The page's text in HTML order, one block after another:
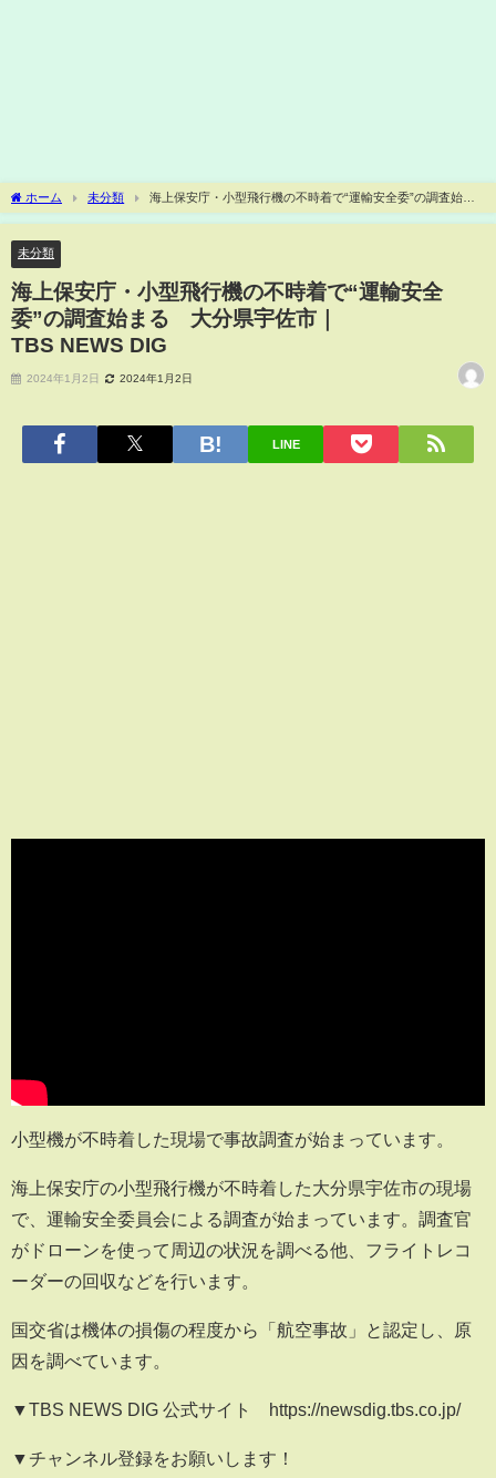
ホーム 未分類
海上保安庁・小型飛行機の不時着で“運輸安全委”の調査始ま
る 大分県宇佐市｜TBS NEWS DIG
未分類
海上保安庁・小型飛行機の不時着で“運輸安全
委”の調査始まる 大分県宇佐市｜
TBS NEWS DIG
2024年1月2日 2024年1月2日
LINE
小型機が不時着した現場で事故調査が始まっています。
海上保安庁の小型飛行機が不時着した大分県宇佐市の現場
で、運輸安全委員会による調査が始まっています。調査官
がドローンを使って周辺の状況を調べる他、フライトレコ
ーダーの回収などを行います。
国交省は機体の損傷の程度から「航空事故」と認定し、原
因を調べています。
▼TBS NEWS DIG 公式サイト https://newsdig.tbs.co.jp/
▼チャンネル登録をお願いします！